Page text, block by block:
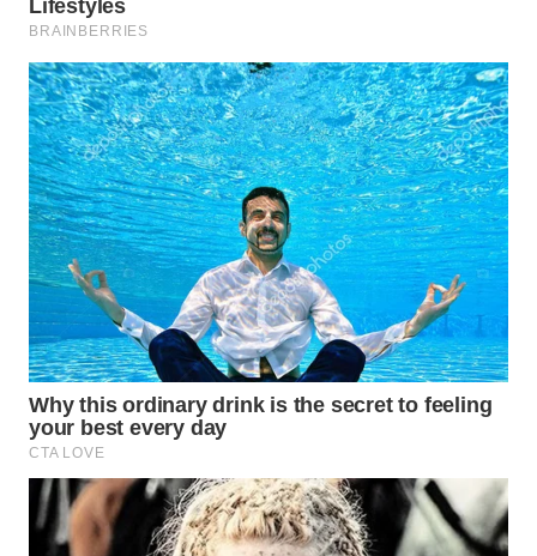
SEMARANG
WN
SOLO
WN
BOROBUDUR
WN
MADURA
WN
SURABAYA
WN
NATUNA
WN
BINTAN